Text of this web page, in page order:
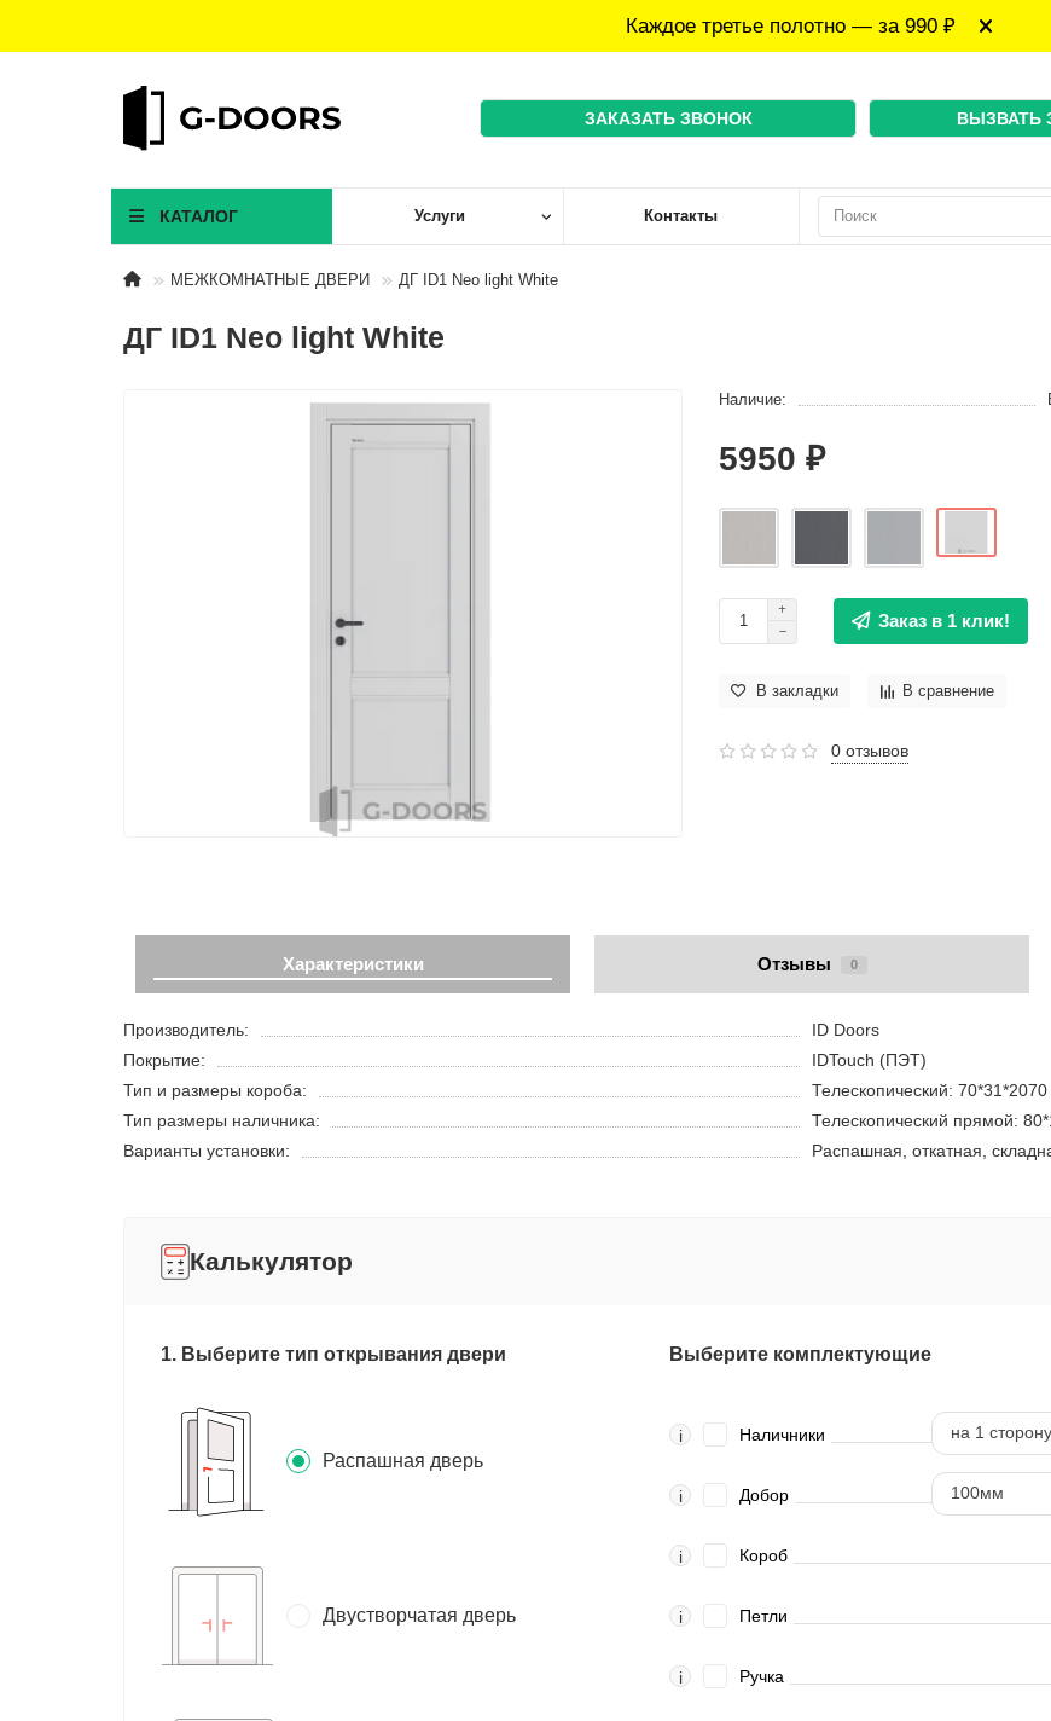
Каждое третье полотно — за 990 ₽
ЗАКАЗАТЬ ЗВОНОК ВЫЗВАТЬ
КАТАЛОГ Услуги Контакты
МЕЖКОМНАТНЫЕ ДВЕРИ ДГ ID1 Neo light White
ДГ ID1 Neo light White
Наличие:
5950 ₽
Заказ в 1 клик!
В закладки В сравнение
0 отзывов
Характеристики Отзывы 0
Производитель:
ID Doors
Покрытие:
IDTouch (ПЭТ)
Тип и размеры короба:
Телескопический: 70*31*2070
Тип размеры наличника:
Телескопический прямой:
Варианты установки:
Распашная, откатная,
Калькулятор
1. Выберите тип открывания двери
Распашная дверь
Двустворчатая дверь
Выберите комплектующие
i Наличники на 1 сторону
i Добор 100мм
i Короб
i Петли
i Ручка